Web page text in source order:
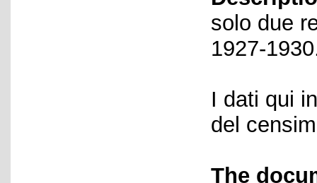
solo due
1927-
I dati qui
del
The